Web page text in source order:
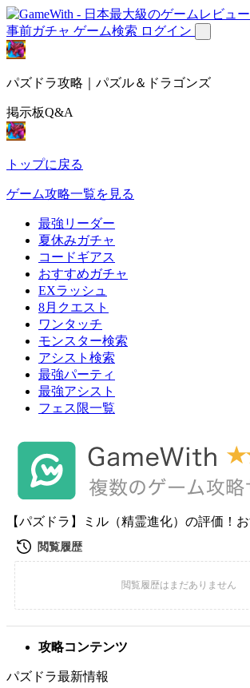
事前ガチャ ゲーム検索 ログイン
パズドラ攻略｜パズル＆ドラゴンズ
掲示板Q&A
トップに戻る
ゲーム攻略一覧を見る
最強リーダー
夏休みガチャ
コードギアス
おすすめガチャ
EXラッシュ
8月クエスト
ワンタッチ
モンスター検索
アシスト検索
最強パーティ
最強アシスト
フェス限一覧
【パズドラ】ミル（精霊進化）の評価！
攻略コンテンツ
パズドラ最新情報